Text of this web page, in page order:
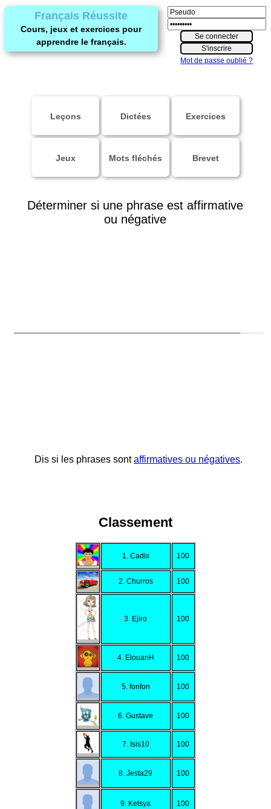
Français Réussite
Cours, jeux et exercices pour
apprendre le français.
Mot de passe oublié ?
Leçons Dictées Exercices
Jeux Mots fléchés Brevet
Déterminer si une phrase est affirmative
ou négative
Dis si les phrases sontaffirmatives ou négatives.
Classement
1. Cadix 100
2. Churros 100
3. Ejiro 100
4. ElouanH 100
5. fonfon 100
6. Gustave 100
7. Isis10 100
8. Jesta29 100
9. Ketsya 100